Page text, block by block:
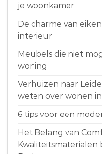
je woonkamer
De charme van
interieur
Meubels die niet
woning
Verhuizen naar
weten over wonen
6 tips voor een
Het Belang van
Kwaliteitsmaterialen